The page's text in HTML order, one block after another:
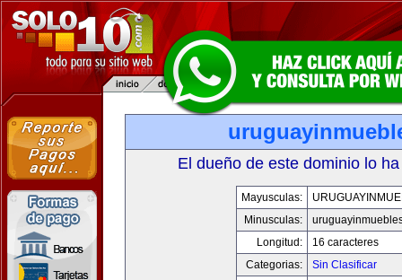
El dueño de este dominio lo
Mayusculas:
Minusculas:
Longitud:
16 caracteres
Categorias:
Sin Clasificar